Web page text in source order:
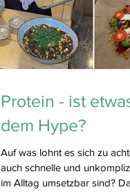
Protein - ist
dem Hype?
Auf was lohnt es sich zu
auch schnelle und
im Alltag umsetzbar sind?